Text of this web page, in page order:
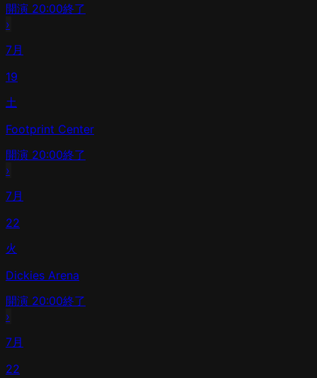
開演 20:00終了
›
7月
19
土
Footprint Center
開演 20:00終了
›
7月
22
火
Dickies Arena
開演 20:00終了
›
7月
22